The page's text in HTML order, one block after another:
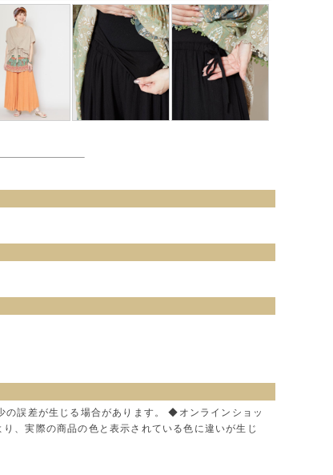
誤差が生じる場合があります。 ◆オンラインショッ
、実際の商品の色と表示されている色に違いが生じ